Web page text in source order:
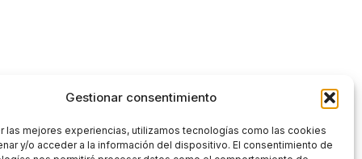
Gestionar consentimiento
las mejores experiencias, utilizamos tecnologías como las cookies
y/o acceder a la información del dispositivo. El consentimiento de